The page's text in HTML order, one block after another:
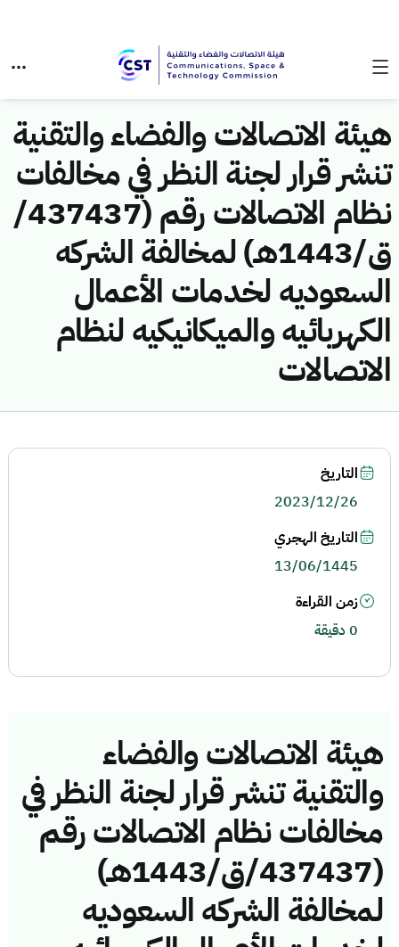
هيئة الاتصالات والفضاء والتقنية
تنشر قرار لجنة النظر في مخالفات
نظام الاتصالات رقم (437437/
ق/1443هـ) لمخالفة الشركه
السعوديه لخدمات الأعمال
الكهربائيه والميكانيكيه لنظام
الاتصالات
هيئة الاتصالات والفضاء
والتقنية تنشر قرار لجنة النظر في
مخالفات نظام الاتصالات رقم
(437437/ق/1443هـ)
لمخالفة الشركه السعوديه
التاريخ
2023/12/26
التاريخ الهجري
13/06/1445
زمن القراءة
0 دقيقة